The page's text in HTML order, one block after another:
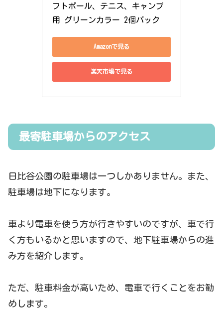
フトボール、テニス、キャンプ
用 グリーンカラー 2個パック
Amazonで見る
楽天市場で見る
最寄駐車場からのアクセス
日比谷公園の駐車場は一つしかありません。また、
駐車場は地下になります。
車より電車を使う方が行きやすいのですが、車で行
く方もいるかと思いますので、地下駐車場からの進
み方を紹介します。
ただ、駐車料金が高いため、電車で行くことをお勧
めします。